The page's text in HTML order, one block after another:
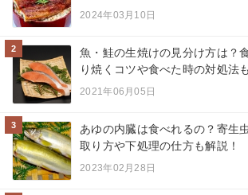
2024年03月10日
2
魚・鮭の生焼けの見分け方は？
り焼くコツや食べた時の対処法
2021年06月05日
3
あゆの内臓は食べれるの？寄生
取り方や下処理の仕方も解説！
2023年02月28日